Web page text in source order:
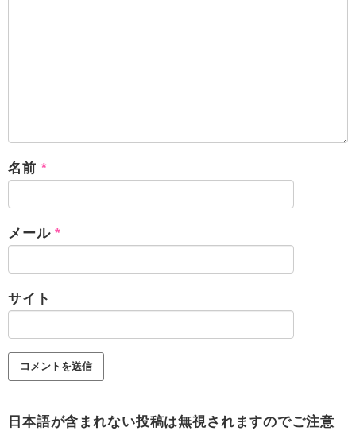
名前 *
メール*
サイト
日本語が含まれない投稿は無視されますのでご注意